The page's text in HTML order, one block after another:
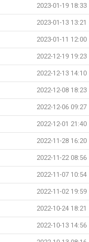
2023-01-19 18:33
2023-01-13 13:21
2023-01-11 12:00
2022-12-19 19:23
2022-12-13 14:10
2022-12-08 18:23
2022-12-06 09:27
2022-12-01 21:40
2022-11-28 16:20
2022-11-22 08:56
2022-11-07 10:54
2022-11-02 19:59
2022-10-24 18:21
2022-10-13 14:56